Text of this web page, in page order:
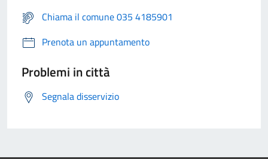
Chiama il comune 035 4185901
Prenota un appuntamento
Problemi in città
Segnala disservizio